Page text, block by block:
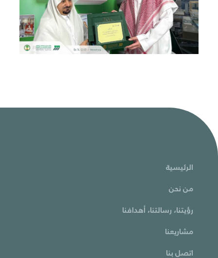
الرئيسية
من نحن
رؤيتنا، رسالتنا، أهدافنا
مشاريعنا
اتصل بنا